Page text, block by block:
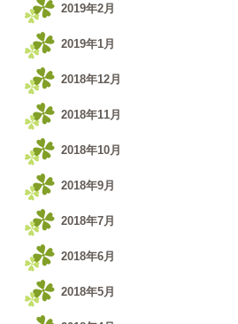
2019年2月
2019年1月
2018年12月
2018年11月
2018年10月
2018年9月
2018年7月
2018年6月
2018年5月